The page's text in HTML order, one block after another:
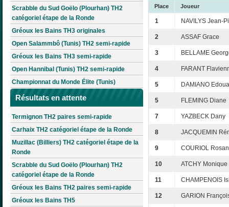
Scrabble du Sud Goëlo (Plourhan) TH2
catégoriel étape de la Ronde
Gréoux les Bains TH3 originales
Open Salammbô (Tunis) TH2 semi-rapide
Gréoux les Bains TH3 semi-rapide
Open Hannibal (Tunis) TH2 semi-rapide
Championnat du Monde Élite (Tunis)
Résultats en attente
Termignon TH2 paires semi-rapide
Carhaix TH2 catégoriel étape de la Ronde
Muzillac (Billiers) TH2 catégoriel étape de la
Ronde
Scrabble du Sud Goëlo (Plourhan) TH2
catégoriel étape de la Ronde
Gréoux les Bains TH2 paires semi-rapide
Gréoux les Bains TH5
Place Joueur
1 NAVILYS Jean-
2 ASSAF Grace
3 BELLAME
4 FARANT
5 DAMIANO
5 FLEMING Diane
7 YAZBECK Dany
8 JACQUEMIN
9 COURIOL Rosan
10 ATCHY Monique
11 CHAMPENOIS
12 GARION